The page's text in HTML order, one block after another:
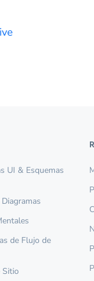
UI & Esquemas
de Flujo de
Sitio